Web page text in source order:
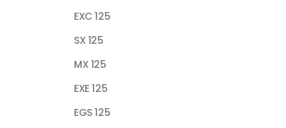
EXC 125
SX 125
MX 125
EXE 125
EGS 125